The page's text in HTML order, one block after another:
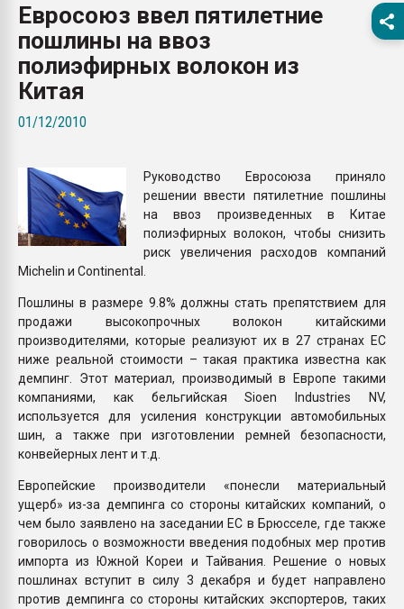
28.07.2026
ситуацией на
Всё, что касается
Евросоюз ввел пятилетние
пошлины на ввоз
полиэфирных волокон из
Китая
01/12/2010
Руководство Евросоюза приняло
решении ввести пятилетние пошлины
на ввоз произведенных в Китае
полиэфирных волокон, чтобы снизить
риск увеличения расходов компаний
Michelin и Continental.
Пошлины в размере 9.8% должны стать препятствием для
продажи высокопрочных волокон китайскими
производителями, которые реализуют их в 27 странах ЕС
ниже реальной стоимости – такая практика известна как
демпинг. Этот материал, производимый в Европе такими
компаниями, как бельгийская Sioen Industries NV,
используется для усиления конструкции автомобильных
шин, а также при изготовлении ремней безопасности,
конвейерных лент и т.д.
Европейские производители «понесли материальный
ущерб» из-за демпинга со стороны китайских компаний, о
чем было заявлено на заседании ЕС в Брюсселе, где также
говорилось о возможности введения подобных мер против
импорта из Южной Кореи и Тайвания. Решение о новых
пошлинах вступит в силу 3 декабря и будет направлено
против демпинга со стороны китайских экспортеров, таких